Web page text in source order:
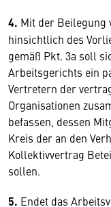
4. Mit der Beilegung
hinsichtlich des
gemäß Pkt. 3a soll
Arbeitsgerichts ein
Vertretern der
Organisationen
befassen, dessen
Kreis der an den
Kollektivvertrag
sollen.
5. Endet das